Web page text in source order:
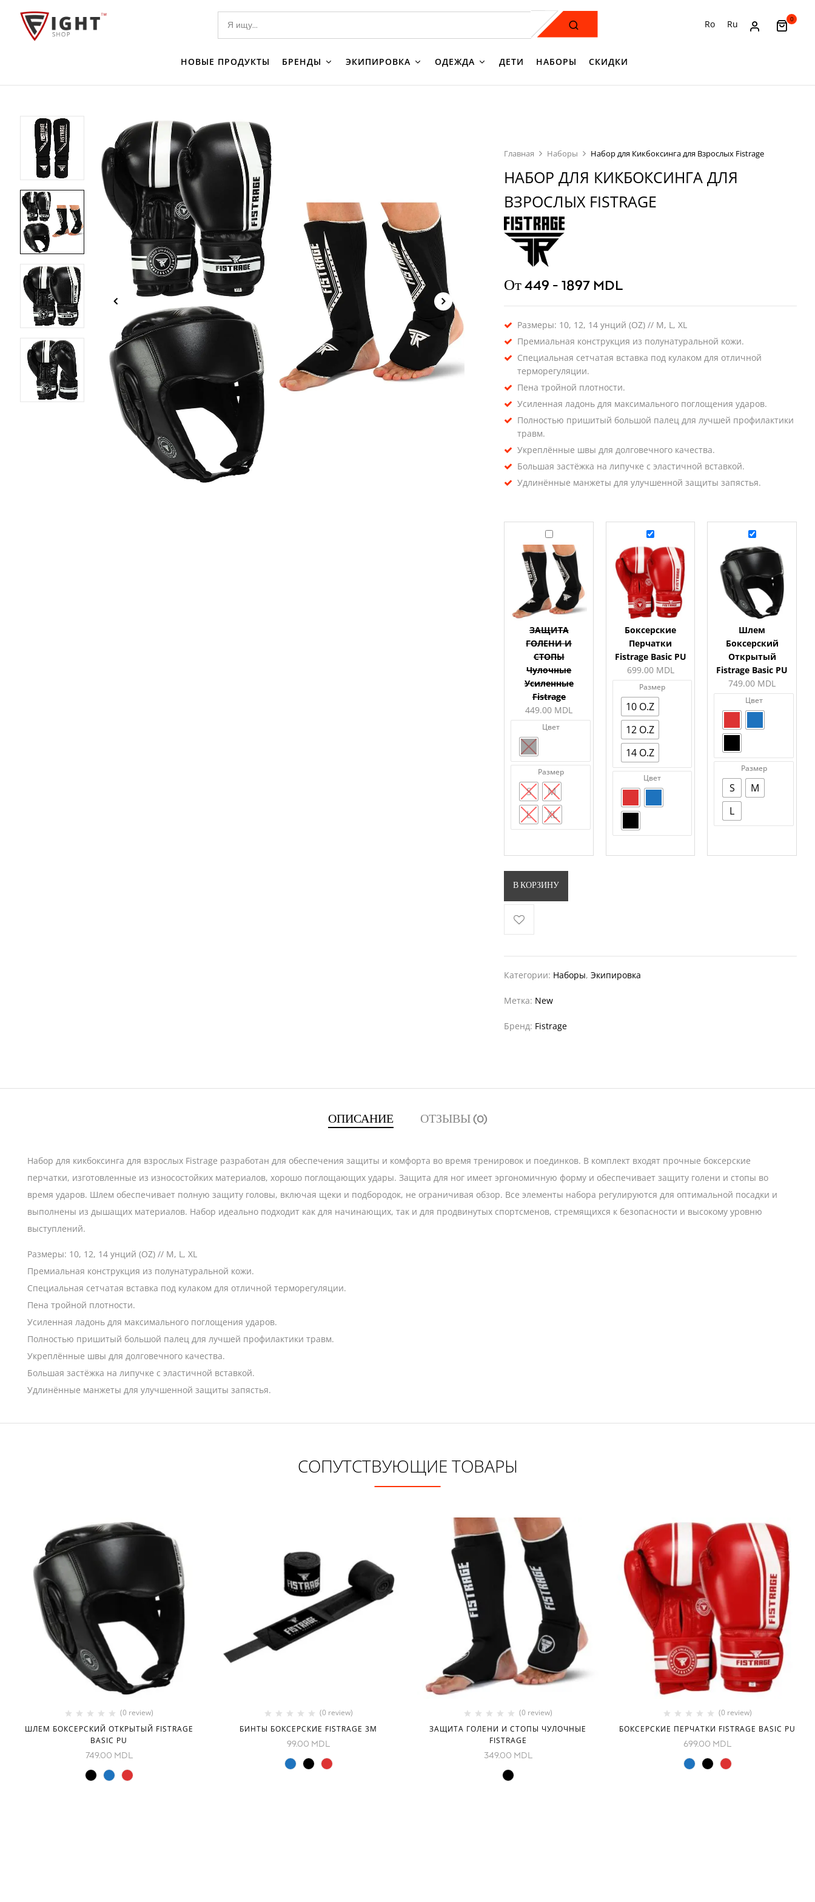
Ro Ru 0
НОВЫЕ ПРОДУКТЫ БРЕНДЫ ЭКИПИРОВКА ОДЕЖДА ДЕТИ НАБОРЫ СКИДКИ
Главная Наборы Набор для Кикбоксинга для Взрослых Fistrage
НАБОР ДЛЯ КИКБОКСИНГА ДЛЯ
ВЗРОСЛЫХ FISTRAGE
От 449 - 1897 MDL
Размеры: 10, 12, 14 унций (OZ) // M, L, XL
Премиальная конструкция из полунатуральной кожи.
Специальная сетчатая вставка под кулаком для отличной
терморегуляции.
Пена тройной плотности.
Усиленная ладонь для максимального поглощения ударов.
Полностью пришитый большой палец для лучшей профилактики
травм.
Укреплённые швы для долговечного качества.
Большая застёжка на липучке с эластичной вставкой.
Удлинённые манжеты для улучшенной защиты запястья.
ЗАЩИТА
ГОЛЕНИ И
СТОПЫ
Чулочные
Усиленные
Fistrage
449.00 MDL
Цвет
Размер
S
M
L
XL
Боксерские
Перчатки
Fistrage Basic PU
699.00 MDL
Размер
10 O.Z
12 O.Z
14 O.Z
Цвет
Шлем
Боксерский
Открытый
Fistrage Basic PU
749.00 MDL
Цвет
Размер
S
M
L
В КОРЗИНУ
Категории: Наборы,Экипировка
Метка: New
Бренд: Fistrage
ОПИСАНИЕ ОТЗЫВЫ (0)
Набор для кикбоксинга для взрослых Fistrage разработан для обеспечения защиты и комфорта во время тренировок и поединков. В комплект входят прочные боксерские
перчатки, изготовленные из износостойких материалов, хорошо поглощающих удары. Защита для ног имеет эргономичную форму и обеспечивает защиту голени и стопы во
время ударов. Шлем обеспечивает полную защиту головы, включая щеки и подбородок, не ограничивая обзор. Все элементы набора регулируются для оптимальной посадки и
выполнены из дышащих материалов. Набор идеально подходит как для начинающих, так и для продвинутых спортсменов, стремящихся к безопасности и высокому уровню
выступлений.
Размеры: 10, 12, 14 унций (OZ) // M, L, XL
Премиальная конструкция из полунатуральной кожи.
Специальная сетчатая вставка под кулаком для отличной терморегуляции.
Пена тройной плотности.
Усиленная ладонь для максимального поглощения ударов.
Полностью пришитый большой палец для лучшей профилактики травм.
Укреплённые швы для долговечного качества.
Большая застёжка на липучке с эластичной вставкой.
Удлинённые манжеты для улучшенной защиты запястья.
СОПУТСТВУЮЩИЕ ТОВАРЫ
(0 review)
ШЛЕМ БОКСЕРСКИЙ ОТКРЫТЫЙ FISTRAGE
BASIC PU
749.00 MDL
(0 review)
БИНТЫ БОКСЕРСКИЕ FISTRAGE 3М
99.00 MDL
(0 review)
ЗАЩИТА ГОЛЕНИ И СТОПЫ ЧУЛОЧНЫЕ
FISTRAGE
349.00 MDL
(0 review)
БОКСЕРСКИЕ ПЕРЧАТКИ FISTRAGE BASIC PU
699.00 MDL